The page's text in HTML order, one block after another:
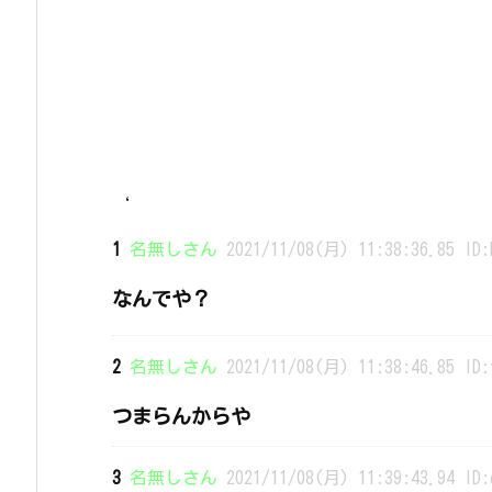
‘
1 名無しさん 2021/11/08(月) 11:38:36.85
なんでや？
2 名無しさん 2021/11/08(月) 11:38:46.85
つまらんからや
3 名無しさん 2021/11/08(月) 11:39:43.94